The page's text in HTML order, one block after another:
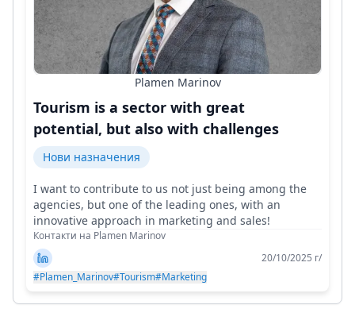
Plamen Marinov
Tourism is a sector with great
potential, but also with challenges
Нови назначения
I want to contribute to us not just being among the
agencies, but one of the leading ones, with an
innovative approach in marketing and sales!
Контакти на Plamen Marinov
20/10/2025 г/
#Plamen_Marinov#Tourism#Marketing